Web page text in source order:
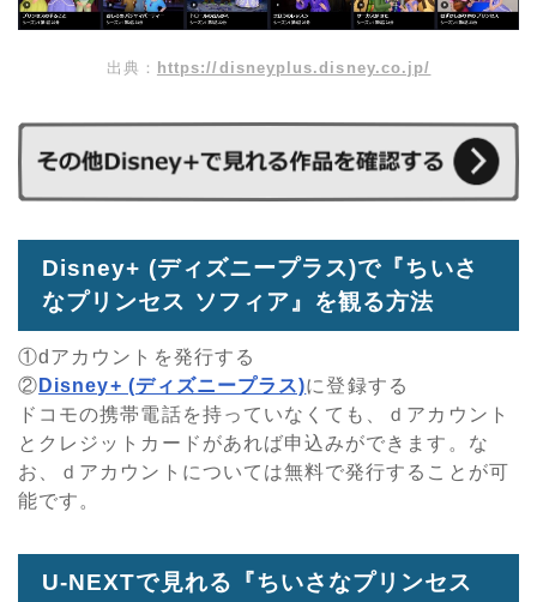
出典： https://disneyplus.disney.co.jp/
Disney+ (ディズニープラス)で『ちいさ
なプリンセス ソフィア』を観る方法
①dアカウントを発行する
② Disney+ (ディズニープラス)に登録する
ドコモの携帯電話を持っていなくても、ｄアカウント
とクレジットカードがあれば申込みができます。な
お、ｄアカウントについては無料で発行することが可
能です。
U-NEXTで見れる『ちいさなプリンセス